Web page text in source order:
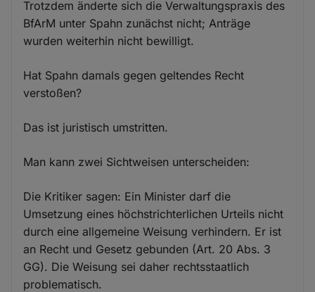
Trotzdem änderte sich die Verwaltungspraxis des
BfArM unter Spahn zunächst nicht; Anträge
wurden weiterhin nicht bewilligt.
Hat Spahn damals gegen geltendes Recht
verstoßen?
Das ist juristisch umstritten.
Man kann zwei Sichtweisen unterscheiden:
Die Kritiker sagen: Ein Minister darf die
Umsetzung eines höchstrichterlichen Urteils nicht
durch eine allgemeine Weisung verhindern. Er ist
an Recht und Gesetz gebunden (Art. 20 Abs. 3
GG). Die Weisung sei daher rechtsstaatlich
problematisch.